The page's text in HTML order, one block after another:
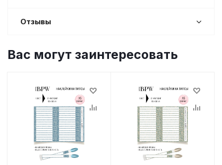
Отзывы
Вас могут заинтересовать